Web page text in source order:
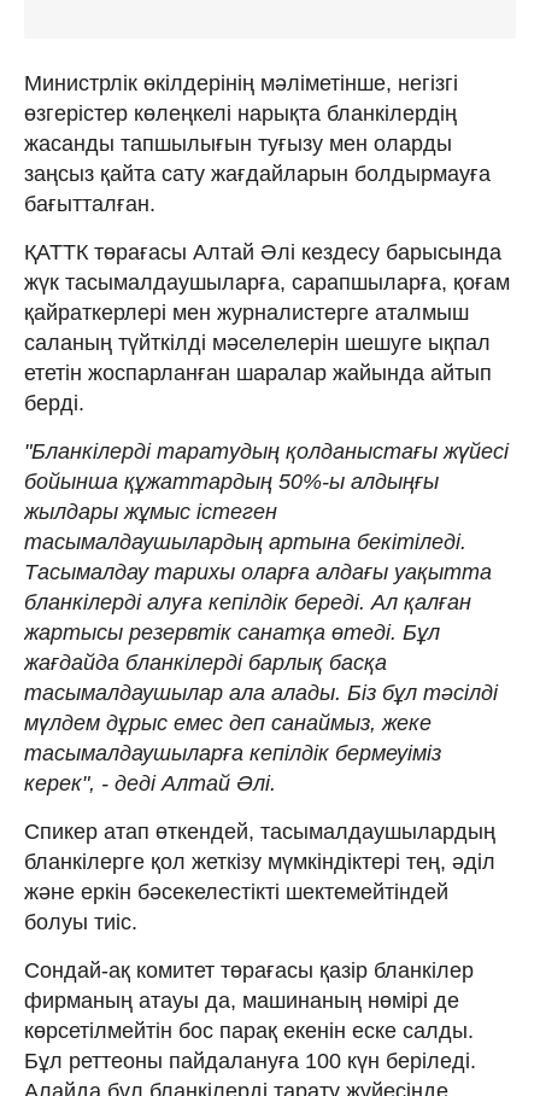
Министрлік өкілдерінің мәліметінше, негізгі
өзгерістер көлеңкелі нарықта бланкілердің
жасанды тапшылығын туғызу мен оларды
заңсыз қайта сату жағдайларын болдырмауға
бағытталған.
ҚАТТК төрағасы Алтай Әлі кездесу барысында
жүк тасымалдаушыларға, сарапшыларға, қоғам
қайраткерлері мен журналистерге аталмыш
саланың түйткілді мәселелерін шешуге ықпал
ететін жоспарланған шаралар жайында айтып
берді.
"Бланкілерді таратудың қолданыстағы жүйесі
бойынша құжаттардың 50%-ы алдыңғы
жылдары жұмыс істеген
тасымалдаушылардың артына бекітіледі.
Тасымалдау тарихы оларға алдағы уақытта
бланкілерді алуға кепілдік береді. Ал қалған
жартысы резервтік санатқа өтеді. Бұл
жағдайда бланкілерді барлық басқа
тасымалдаушылар ала алады. Біз бұл тәсілді
мүлдем дұрыс емес деп санаймыз, жеке
тасымалдаушыларға кепілдік бермеуіміз
керек", - деді Алтай Әлі.
Спикер атап өткендей, тасымалдаушылардың
бланкілерге қол жеткізу мүмкіндіктері тең, әділ
және еркін бәсекелестікті шектемейтіндей
болуы тиіс.
Сондай-ақ комитет төрағасы қазір бланкілер
фирманың атауы да, машинаның нөмірі де
көрсетілмейтін бос парақ екенін еске салды.
Бұл реттеоны пайдалануға 100 күн беріледі.
Алайда бұл бланкілерді тарату жүйесінде